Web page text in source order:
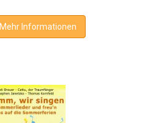
Mehr Informationen